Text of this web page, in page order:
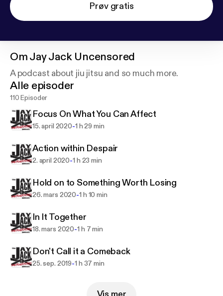
Prøv gratis
OmJay Jack Uncensored
A podcast about jiu jitsu and so much more.
Alle episoder
110 Episoder
Focus On What You Can Affect
15. april 2020-1 h 29 min
Action within Despair
2. april 2020-1 h 23 min
Hold on to Something Worth Losing
26. mars 2020-1 h 10 min
In It Together
18. mars 2020-1 h 7 min
Don't Call it a Comeback
25. sep. 2019-1 h 37 min